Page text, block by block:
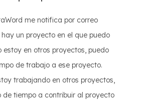
me notifica por correo
un proyecto en el que puedo
estoy en otros proyectos, puedo
de trabajo a ese proyecto.
trabajando en otros proyectos,
de tiempo a contribuir al proyecto